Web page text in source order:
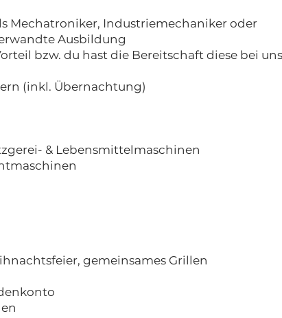
Mechatroniker, Industriemechaniker oder
Ausbildung
bzw. du hast die Bereitschaft diese bei
(inkl. Übernachtung)
& Lebensmittelmaschinen
gemeinsames Grillen